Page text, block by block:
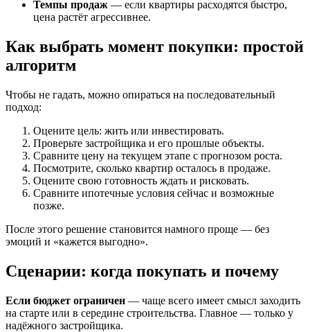
Темпы продаж — если квартиры расходятся быстро,
цена растёт агрессивнее.
Как выбрать момент покупки: простой
алгоритм
Чтобы не гадать, можно опираться на последовательный
подход:
Оцените цель: жить или инвестировать.
Проверьте застройщика и его прошлые объекты.
Сравните цену на текущем этапе с прогнозом роста.
Посмотрите, сколько квартир осталось в продаже.
Оцените свою готовность ждать и рисковать.
Сравните ипотечные условия сейчас и возможные
позже.
После этого решение становится намного проще — без
эмоций и «кажется выгодно».
Сценарии: когда покупать и почему
Если бюджет ограничен — чаще всего имеет смысл заходить
на старте или в середине строительства. Главное — только у
надёжного застройщика.